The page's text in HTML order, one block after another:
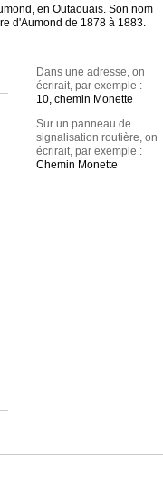
en Outaouais. Son nom
d'Aumond de 1878 à 1883.
Dans une adresse, on
écrirait, par exemple :
10, chemin Monette
Sur un panneau de
signalisation routière, on
écrirait, par exemple :
Chemin Monette